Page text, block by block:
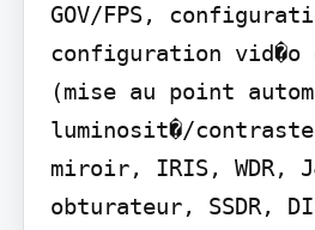
GOV/FPS,
configuration vid�o
(mise au point
luminosit�/
miroir, IRIS, WDR,
obturateur, SSDR,